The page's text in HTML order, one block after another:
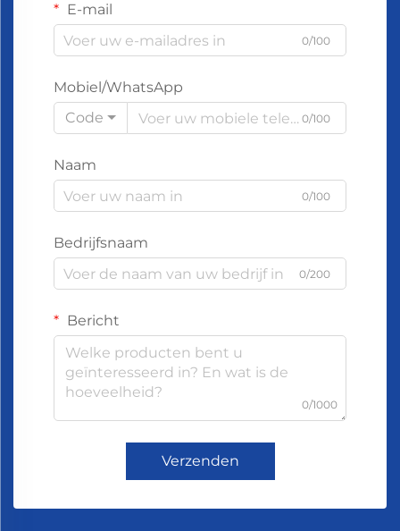
E-mail
0/100
Mobiel/WhatsApp
Code
0/100
Naam
0/100
Bedrijfsnaam
0/200
Bericht
0/1000
Verzenden